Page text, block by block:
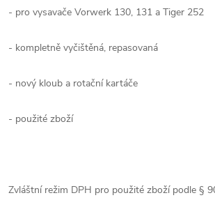
- pro vysavače Vorwerk 130, 131 a Tiger 252
- kompletně vyčištěná, repasovaná
- nový kloub a rotační kartáče
- použité zboží
Zvláštní režim DPH pro použité zboží podle §